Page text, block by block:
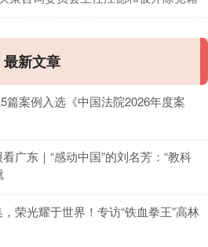
最新文章
篇案例入选《中国法院2026年度案
广东｜“感动中国”的刘名芳：“教科
荣光耀于世界！专访“铁血拳王”高林